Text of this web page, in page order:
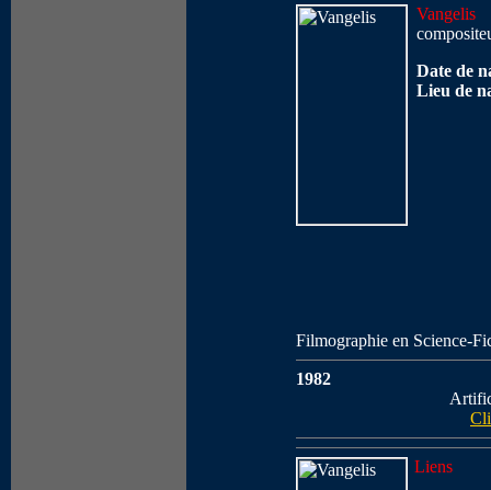
Vangelis
Date de
Lieu de
Filmographie en Science-
1982
Liens